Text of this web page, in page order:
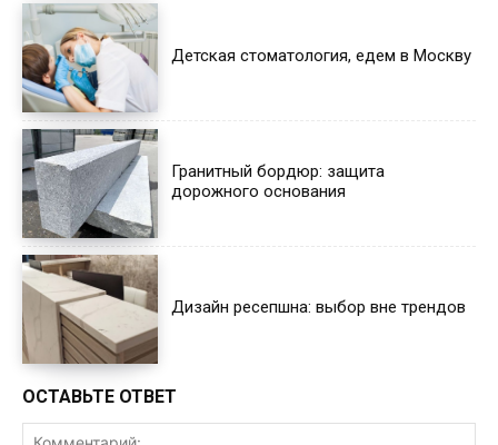
Детская стоматология, едем в Москву
Гранитный бордюр: защита
дорожного основания
Дизайн ресепшна: выбор вне трендов
ОСТАВЬТЕ ОТВЕТ